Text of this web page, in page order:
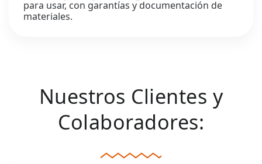
para usar, con garantías y documentación de
materiales.
Nuestros Clientes y
Colaboradores: